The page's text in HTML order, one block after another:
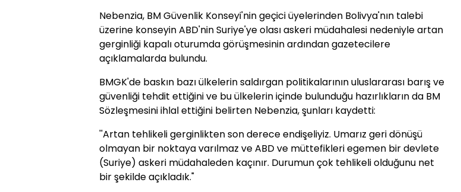
Nebenzia, BM Güvenlik Konseyi'nin geçici üyelerinden Bolivya'nın talebi
üzerine konseyin ABD'nin Suriye'ye olası askeri müdahalesi nedeniyle artan
gerginliği kapalı oturumda görüşmesinin ardından gazetecilere
açıklamalarda bulundu.
BMGK'de baskın bazı ülkelerin saldırgan politikalarının uluslararası barış ve
güvenliği tehdit ettiğini ve bu ülkelerin içinde bulunduğu hazırlıkların da BM
Sözleşmesini ihlal ettiğini belirten Nebenzia, şunları kaydetti:
''Artan tehlikeli gerginlikten son derece endişeliyiz. Umarız geri dönüşü
olmayan bir noktaya varılmaz ve ABD ve müttefikleri egemen bir devlete
(Suriye) askeri müdahaleden kaçınır. Durumun çok tehlikeli olduğunu net
bir şekilde açıkladık."